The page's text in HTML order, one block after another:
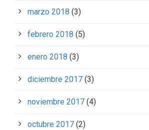
marzo 2018 (3)
febrero 2018 (5)
enero 2018 (3)
diciembre 2017 (3)
noviembre 2017 (4)
octubre 2017 (2)